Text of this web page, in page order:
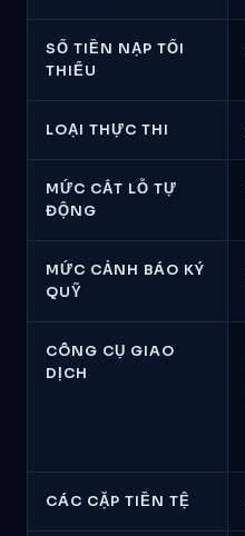
SỐ TIỀN NẠP TỐI
THIỂU
LOẠI THỰC THI
MỨC CẮT LỖ TỰ
ĐỘNG
MỨC CẢNH BÁO KÝ
QUỸ
CÔNG CỤ GIAO
DỊCH
CÁC CẶP TIỀN TỆ